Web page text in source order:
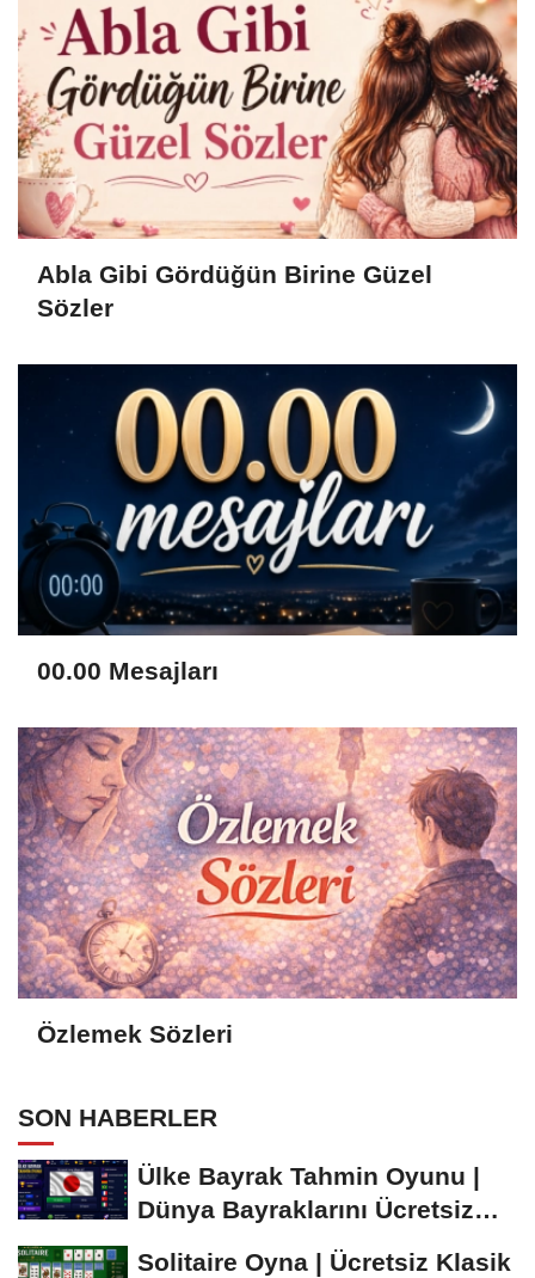
Abla Gibi Gördüğün Birine Güzel
Sözler
00.00 Mesajları
Özlemek Sözleri
SON HABERLER
Ülke Bayrak Tahmin Oyunu |
Dünya Bayraklarını Ücretsiz
Solitaire Oyna | Ücretsiz Klasik